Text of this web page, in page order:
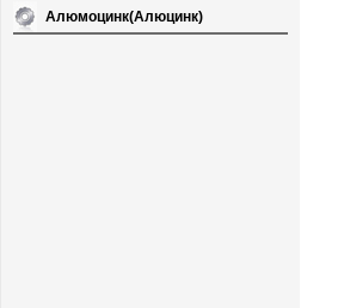
Алюмоцинк(Алюцинк)